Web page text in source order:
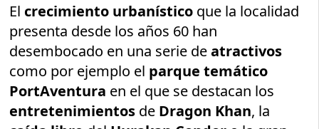
El crecimiento urbanístico que la localidad
presenta desde los años 60 han
desembocado en una serie deatractivos
como por ejemplo el parque temático
PortAventura en el que se destacan los
entretenimientos de Dragon Khan, la